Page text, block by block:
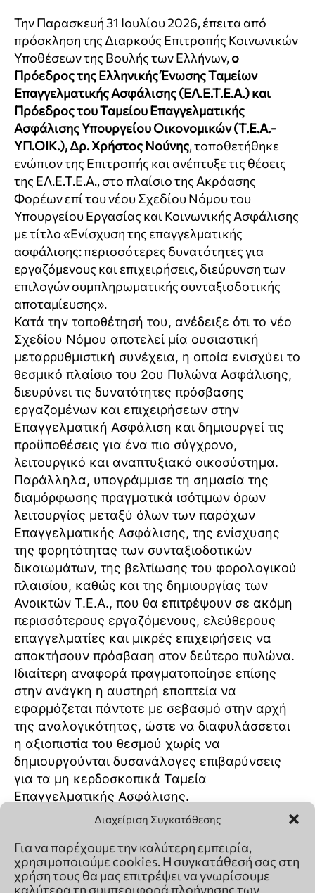
Διαχείριση Συγκατάθεσης
Για να παρέχουμε την καλύτερη εμπειρία,
χρησιμοποιούμε cookies. Η συγκατάθεσή σας στη
χρήση τους θα μας επιτρέψει να γνωρίσουμε
καλύτερα τη συμπεριφορά πλοήγησης των